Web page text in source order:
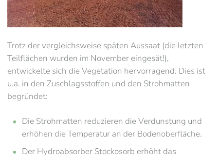
Trotz der vergleichsweise späten Aussaat (die letzten
Teilflächen wurden im November eingesät!),
entwickelte sich die Vegetation hervorragend. Dies ist
u.a. in den Zuschlagsstoffen und den Strohmatten
begründet:
Die Strohmatten reduzieren die Verdunstung und
erhöhen die Temperatur an der Bodenoberfläche.
Der Hydroabsorber Stockosorb erhöht das